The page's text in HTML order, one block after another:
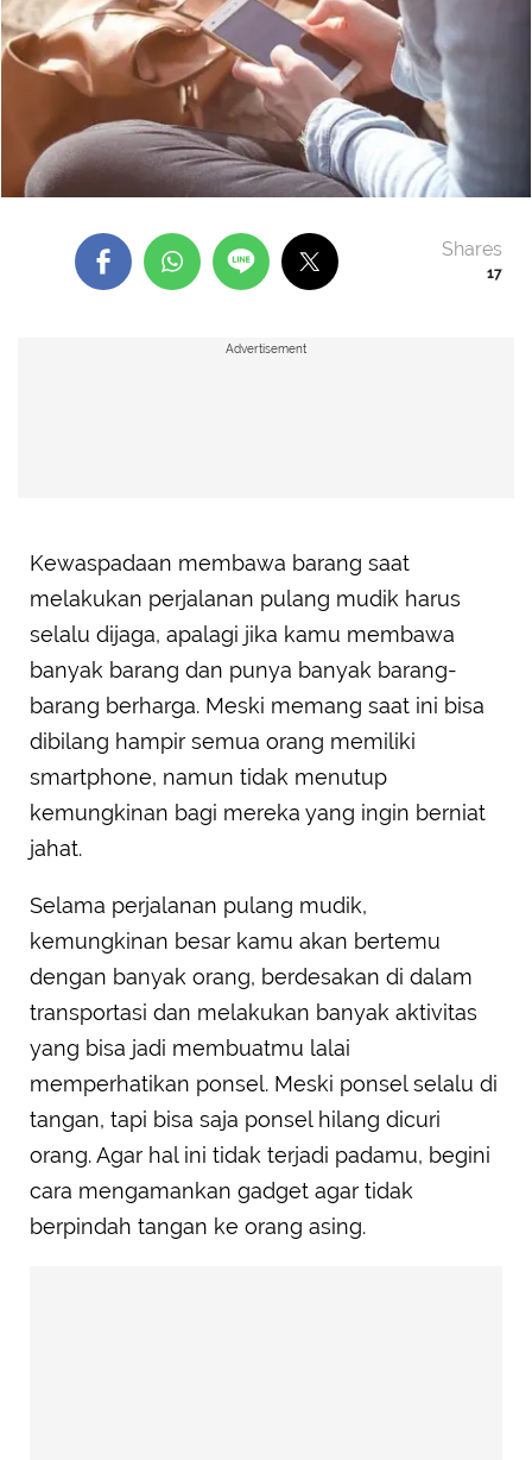
17
Shares
Advertisement
Kewaspadaan membawa barang saat
melakukan perjalanan pulang mudik harus
selalu dijaga, apalagi jika kamu membawa
banyak barang dan punya banyak barang-
barang berharga. Meski memang saat ini bisa
dibilang hampir semua orang memiliki
smartphone, namun tidak menutup
kemungkinan bagi mereka yang ingin berniat
jahat.
Selama perjalanan pulang mudik,
kemungkinan besar kamu akan bertemu
dengan banyak orang, berdesakan di dalam
transportasi dan melakukan banyak aktivitas
yang bisa jadi membuatmu lalai
memperhatikan ponsel. Meski ponsel selalu di
tangan, tapi bisa saja ponsel hilang dicuri
orang. Agar hal ini tidak terjadi padamu, begini
cara mengamankan gadget agar tidak
berpindah tangan ke orang asing.